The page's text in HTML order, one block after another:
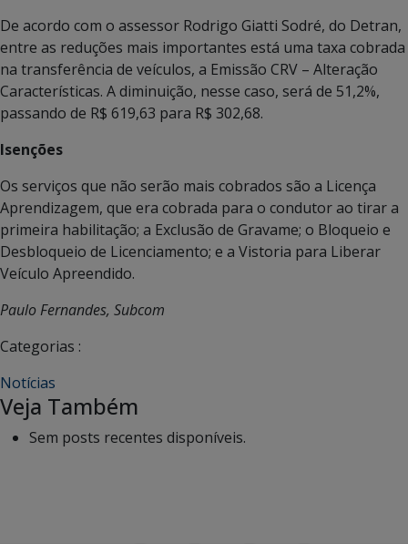
De acordo com o assessor Rodrigo Giatti Sodré, do Detran,
entre as reduções mais importantes está uma taxa cobrada
na transferência de veículos, a Emissão CRV – Alteração
Características. A diminuição, nesse caso, será de 51,2%,
passando de R$ 619,63 para R$ 302,68.
Isenções
Os serviços que não serão mais cobrados são a Licença
Aprendizagem, que era cobrada para o condutor ao tirar a
primeira habilitação; a Exclusão de Gravame; o Bloqueio e
Desbloqueio de Licenciamento; e a Vistoria para Liberar
Veículo Apreendido.
Paulo Fernandes, Subcom
Categorias :
Notícias
Veja Também
Sem posts recentes disponíveis.